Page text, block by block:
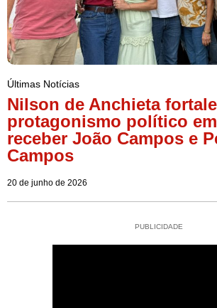
Últimas Notícias
Nilson de Anchieta
protagonismo político
receber João Campos e
Campos
20 de junho de 2026
PUBLICIDADE